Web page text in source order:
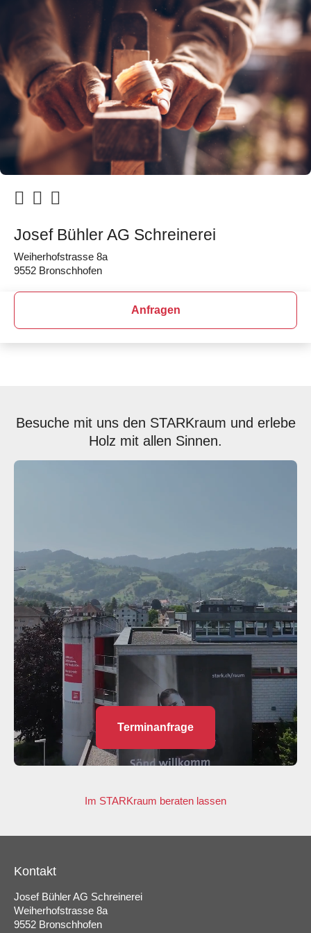
Josef Bühler AG Schreinerei
Weiherhofstrasse 8a
9552 Bronschhofen
Anfragen
Besuche mit uns den STARKraum und erlebe
Holz mit allen Sinnen.
Terminanfrage
Im STARKraum beraten lassen
Kontakt
Josef Bühler AG Schreinerei
Weiherhofstrasse 8a
9552 Bronschhofen